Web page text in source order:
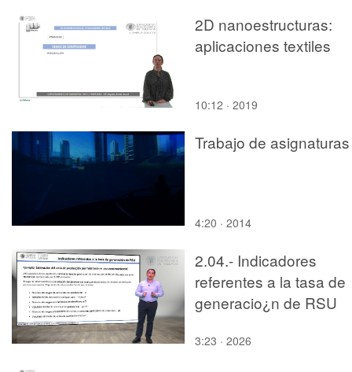
2D nanoestructuras:
aplicaciones textiles
10:12 · 2019
Trabajo de asignaturas
4:20 · 2014
2.04.- Indicadores
referentes a la tasa de
generacio¿n de RSU
3:23 · 2026